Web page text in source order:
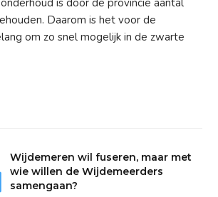
is door de provincie aantal
Daarom is het voor de
om zo snel mogelijk in de zwarte
Wijdemeren wil fuseren, maar met
wie willen de Wijdemeerders
samengaan?